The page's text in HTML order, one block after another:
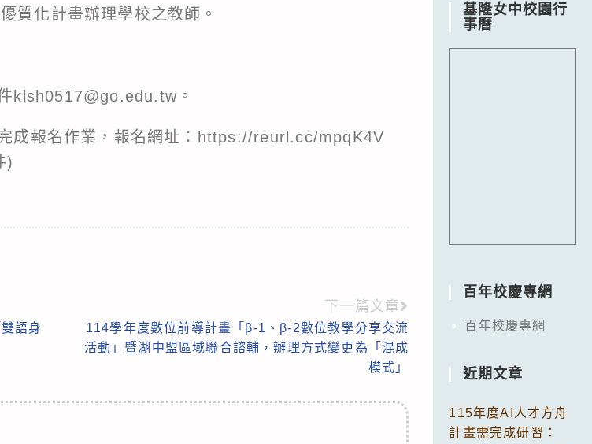
質化計畫辦理學校之教師。
klsh0517@go.edu.tw。
成報名作業，報名網址：https://reurl.cc/mpqK4V
)
語身
下一篇文章
114學年度數位前導計畫「β-1、β-2數位教學分享交流
活動」暨湖中盟區域聯合諮輔，辦理方式變更為「混成
模式」
基隆女中校園行
事曆
百年校慶專網
百年校慶專網
近期文章
115年度AI人才方舟
計畫需完成研習：